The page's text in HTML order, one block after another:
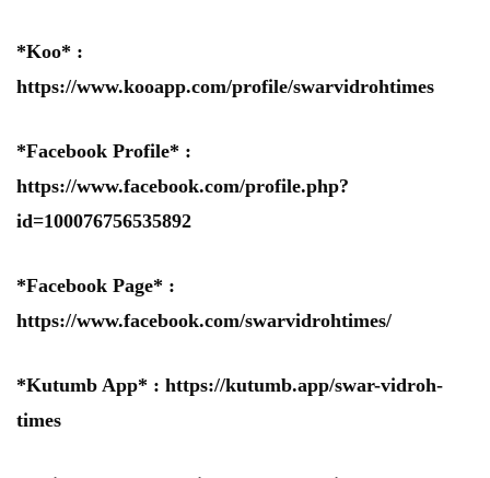
*Koo* :
https://www.kooapp.com/profile/swarvidrohtimes
*Facebook Profile* :
https://www.facebook.com/profile.php?
id=100076756535892
*Facebook Page* :
https://www.facebook.com/swarvidrohtimes/
*Kutumb App* : https://kutumb.app/swar-vidroh-
times